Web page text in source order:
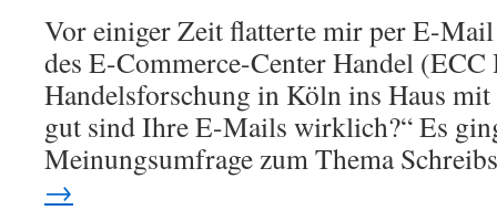
Vor einiger Zeit flatterte mir per E-
des E-Commerce-Center Handel
Handelsforschung in Köln ins Haus
gut sind Ihre E-Mails wirklich?“ Es
Meinungsumfrage zum Thema
→